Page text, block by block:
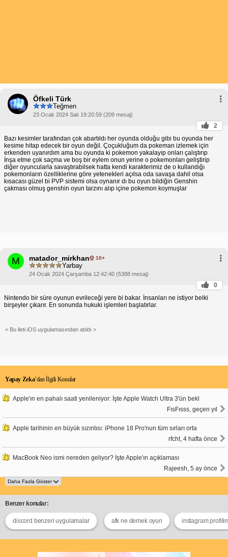
Öfkeli Türk
Teğmen
23 Ocak 2024 Salı 19:20:59 (209 mesaj)
2
Bazı kesimler tarafından çok abartıldı her oyunda olduğu gibi bu oyunda her
kesime hitap edecek bir oyun değil. Çoçukluğum da pokeman izlemek için
erkenden uyanırdım ama bu oyunda ki pokemon yakalayıp onları çalıştırıp
İnşa etme çok saçma ve boş bir eylem onun yerine o pokemonları geliştirip
diğer oyuncularla savaştırabilsek hatta kendi karakterimiz de o kullandığı
pokemonların özelliklerine göre yetenekleri açılsa oda savaşa dahil olsa
kısacası güzel bi PVP sistemi olsa oynanır dı bu oyun bildiğin Genshin
çakması olmuş genshin oyun tarzını alıp içine pokemon koymuşlar
M matador_mirkhan 10+
Yarbay
24 Ocak 2024 Çarşamba 12:42:40 (5388 mesaj)
0
Nintendo bir süre oyunun evrileceği yere bi bakar. İnsanları ne istiyor belki
birşeyler çıkarır. En sonunda hukuki işlemleri başlatırlar.
< Bu ileti iOS uygulamasından atıldı >
Yapay Zeka’dan İlgili Konular
Apple'ın en pahalı saati yenileniyor: İşte Apple Watch Ultra 3'ün bekl
FısFısss, geçen yıl
Apple tarihinin en büyük sızıntısı: iPhone 18 Pro'nun tüm sırları orta
rfcht, 4 hafta önce
MacBook Neo ismi nereden geliyor? İşte Apple'ın açıklaması
Rajeesh, 5 ay önce
Benzer konular:
discord benzeri uygulamalar afk ne demek oyun instagram